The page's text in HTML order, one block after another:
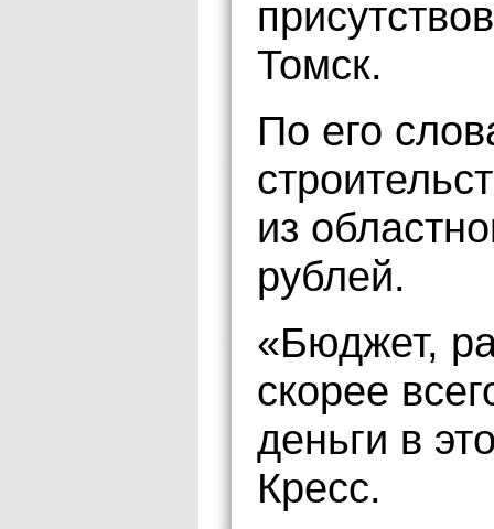
Томск.
По его
из
рублей.
«Бюджет,
скорее
деньги в
Кресс.